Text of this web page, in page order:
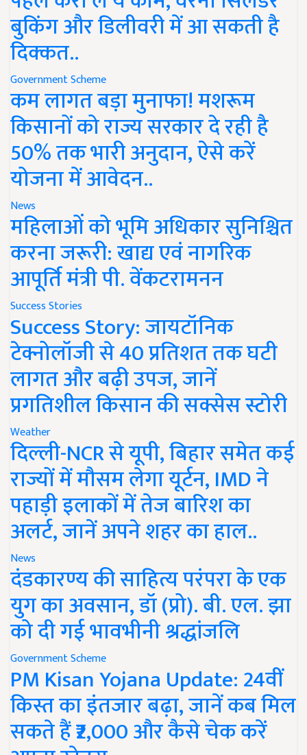
बुकिंग और डिलीवरी में आ सकती है
दिक्कत..
Government Scheme
कम लागत बड़ा मुनाफा! मशरूम
किसानों को राज्य सरकार दे रही है
50% तक भारी अनुदान, ऐसे करें
योजना में आवेदन..
News
महिलाओं को भूमि अधिकार सुनिश्चित
करना जरूरी: खाद्य एवं नागरिक
आपूर्ति मंत्री पी. वेंकटरामनन
Success Stories
Success Story: जायटॉनिक
टेक्नोलॉजी से 40 प्रतिशत तक घटी
लागत और बढ़ी उपज, जानें
प्रगतिशील किसान की सक्सेस स्टोरी
Weather
दिल्ली-NCR से यूपी, बिहार समेत कई
राज्यों में मौसम लेगा यूर्टन, IMD ने
पहाड़ी इलाकों में तेज बारिश का
अलर्ट, जानें अपने शहर का हाल..
News
दंडकारण्य की साहित्य परंपरा के एक
युग का अवसान, डॉ (प्रो). बी. एल. झा
को दी गई भावभीनी श्रद्धांजलि
Government Scheme
PM Kisan Yojana Update: 24वीं
किस्त का इंतजार बढ़ा, जानें कब मिल
सकते हैं ₹2,000 और कैसे चेक करें